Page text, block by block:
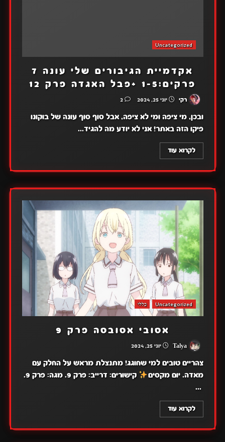
Uncategorized
אקדמיית הגיבורים שלי עונה 7
פרקים:1-5 +פבל האגדה פרק 12
רקי יוני 25, 2024 2
ובכן, מי ציפה ומי לא ציפה, אבל סוף סוף עונה של בוקונו
פיקו הזה באתר! אני לא יודע מה להגיד...
לקרוא עוד
Uncategorized כללי
אסובי אסובסה פרק 9
Talya יוני 25, 2024
צהריים טובים למי שחוגג! מתנצלת מראש על החלק עם
מאדה. יום מקסים
קישורים: דרייב: פרק 9. מגה: פרק 9.
...
לקרוא עוד